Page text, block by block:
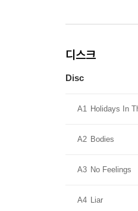
디스크
Disc
A1 Holidays In
A2 Bodies
A3 No Feelings
A4 Liar